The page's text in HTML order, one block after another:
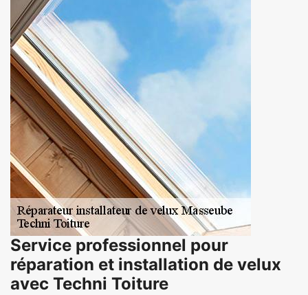
Service professionnel pour
réparation et installation de velux
avec Techni Toiture